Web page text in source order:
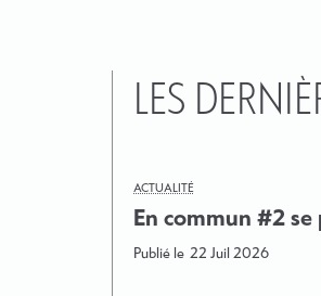
LES
ACTUALITÉ
En commun #2 se
Publié le 22 Juil 2026